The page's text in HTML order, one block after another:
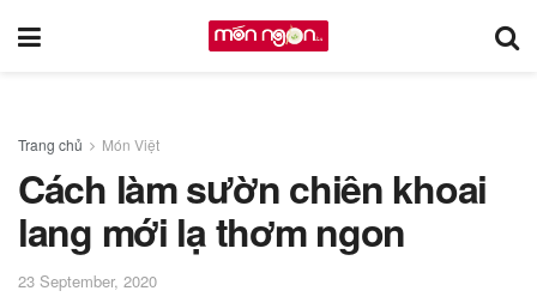
Trang chủ Món Việt
Cách làm sườn chiên khoai
lang mới lạ thơm ngon
23 September, 2020